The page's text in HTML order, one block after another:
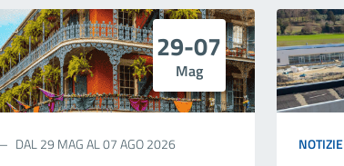
29-07
Mag
DAL 29 MAG AL 07 AGO 2026 NOTIZIE